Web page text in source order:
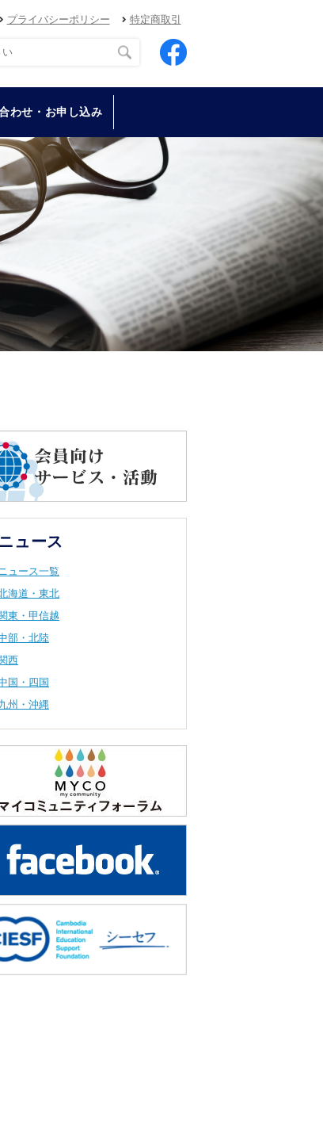
プライバシーポリシー 特定商取引
わせ・お申し込み
ュース
ュース一覧
海道・東北
東・甲信越
部・北陸
西
国・四国
州・沖縄